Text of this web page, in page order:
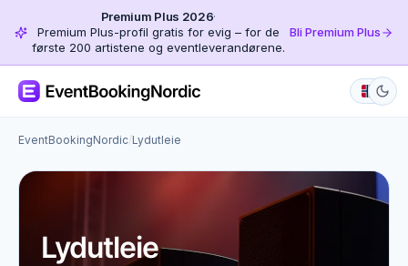
Premium Plus 2026·
Premium Plus-profil gratis for evig – for de
første 200 artistene og eventleverandørene.
Bli Premium Plus
EventBookingNordic/Lydutleie
Lydutleie